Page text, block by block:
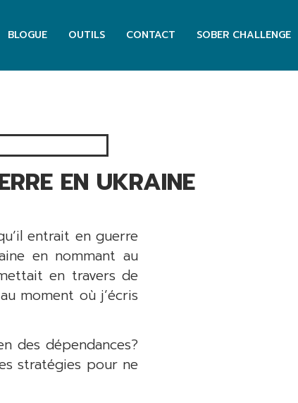
BLOGUE OUTILS CONTACT SOBER CHALLENGE
EN UKRAINE
entrait en guerre
en nommant au
en travers de
moment où j’écris
des dépendances?
stratégies pour ne